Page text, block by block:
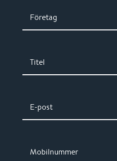
Företag
Titel
E-post
Mobilnummer